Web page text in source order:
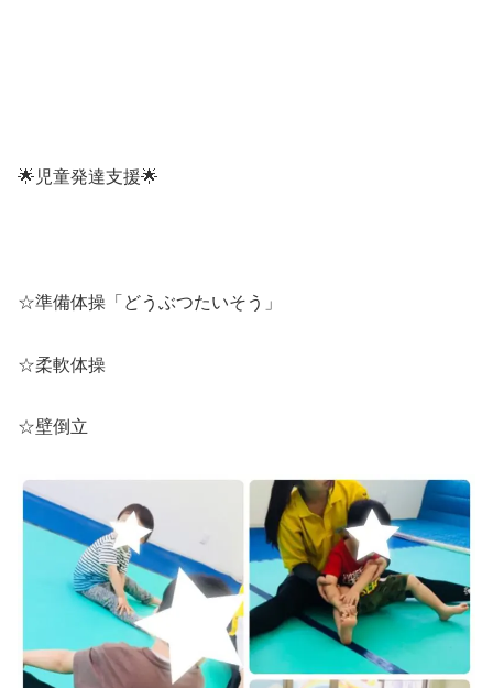
🌟児童発達支援🌟
☆準備体操「どうぶつたいそう」
☆柔軟体操
☆壁倒立